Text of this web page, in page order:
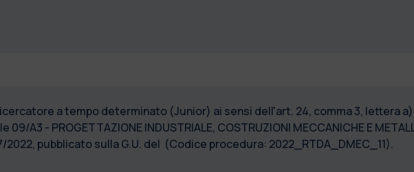
a tempo determinato (Junior) ai sensi dell'art. 24, comma 3, lettera a)
A3 - PROGETTAZIONE INDUSTRIALE, COSTRUZIONI MECCANICHE E
pubblicato sulla G.U. del (Codice procedura: 2022_RTDA_DMEC_11).